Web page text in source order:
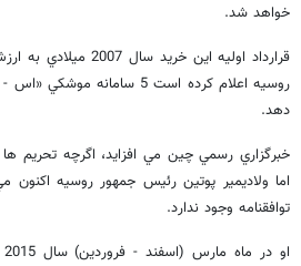
خواهد شد.
دهد.
خبرگزاري رسمي چين مي افزايد، اگرچه تحريم ها
اما ولاديمير پوتين رئيس جمهور روسيه
توافقنامه وجود ندارد.